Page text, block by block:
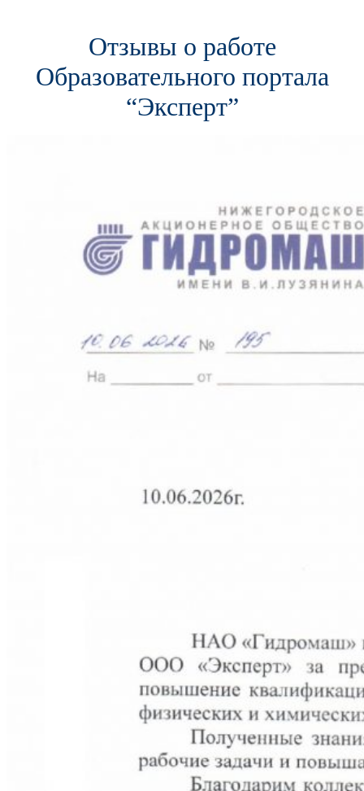
Отзывы о работе
Образовательного портала
“Эксперт”